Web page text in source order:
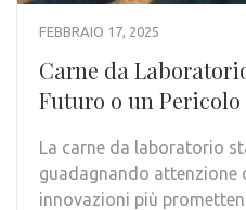
FEBBRAIO 17, 2025
Carne da
Futuro o un Pericolo
La carne da laboratorio
guadagnando attenzione
innovazioni più